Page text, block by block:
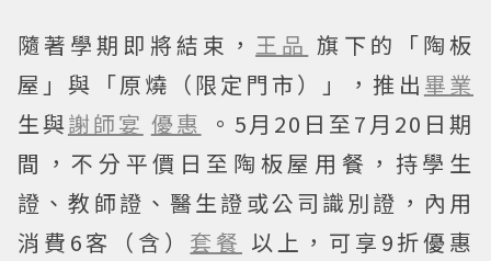
隨著學期即將結束， 王品 旗下的「陶板
屋」與「原燒（限定門市）」，推出 畢業
生與謝師宴 優惠
。5月20日至7月20日期
間，不分平價日至陶板屋用餐，持學生
證、教師證、醫生證或公司識別證，內用
消費6客（含） 套餐 以上，可享9折優惠